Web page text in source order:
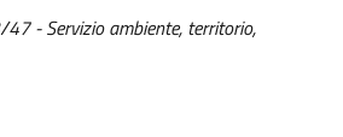
- Servizio ambiente, territorio,